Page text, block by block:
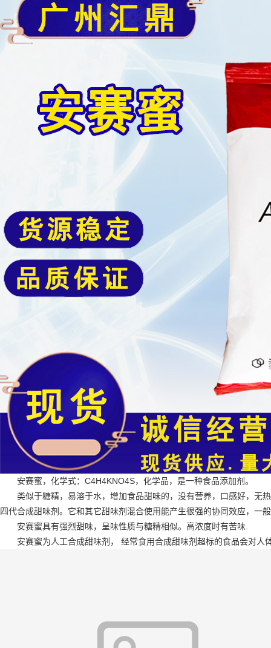
安赛蜜，化学式：C4H4KNO4S，化学品，是一种食品添加剂。
类似于糖精，易溶于水，增加食品甜味的，没有营养，口感好，无
四代合成甜味剂。它和其它甜味剂混合使用能产生很强的协同效应，一
安赛蜜具有强烈甜味，呈味性质与糖精相似。高浓度时有苦味.
安赛蜜为人工合成甜味剂， 经常食用合成甜味剂超标的食品会对